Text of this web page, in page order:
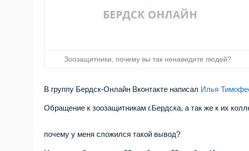
Зоозащитники, почему вы так ненавидите людей?
В группу Бердск-Онлайн Вконтакте написал Илья
Обращение к зоозащитникам г.Бердска, а так же к их
почему у меня сложился такой вывод?